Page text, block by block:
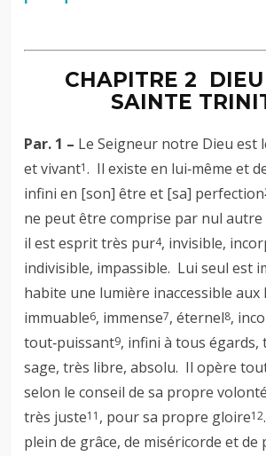
CHAPITRE 2
SAINTE
Par. 1 – Le Seigneur notre Dieu est
et vivant1. Il existe en lui‑même et
infini en [son] être et [sa] perfection
ne peut être comprise par nul autre
il est esprit très pur4, invisible,
indivisible, impassible. Lui seul est
habite une lumière inaccessible aux
immuable6, immense7, éternel8,
tout‑puissant9, infini à tous égards,
sage, très libre, absolu. Il opère
selon le conseil de sa propre
très juste11 , pour sa propre gloire12
plein de grâce, de miséricorde et de